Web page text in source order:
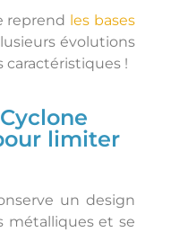
reprend les bases
évolutions
caractéristiques !
limiter
un design
métalliques et se